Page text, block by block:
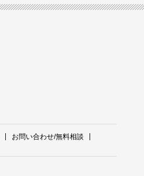
お問い合わせ/無料相談